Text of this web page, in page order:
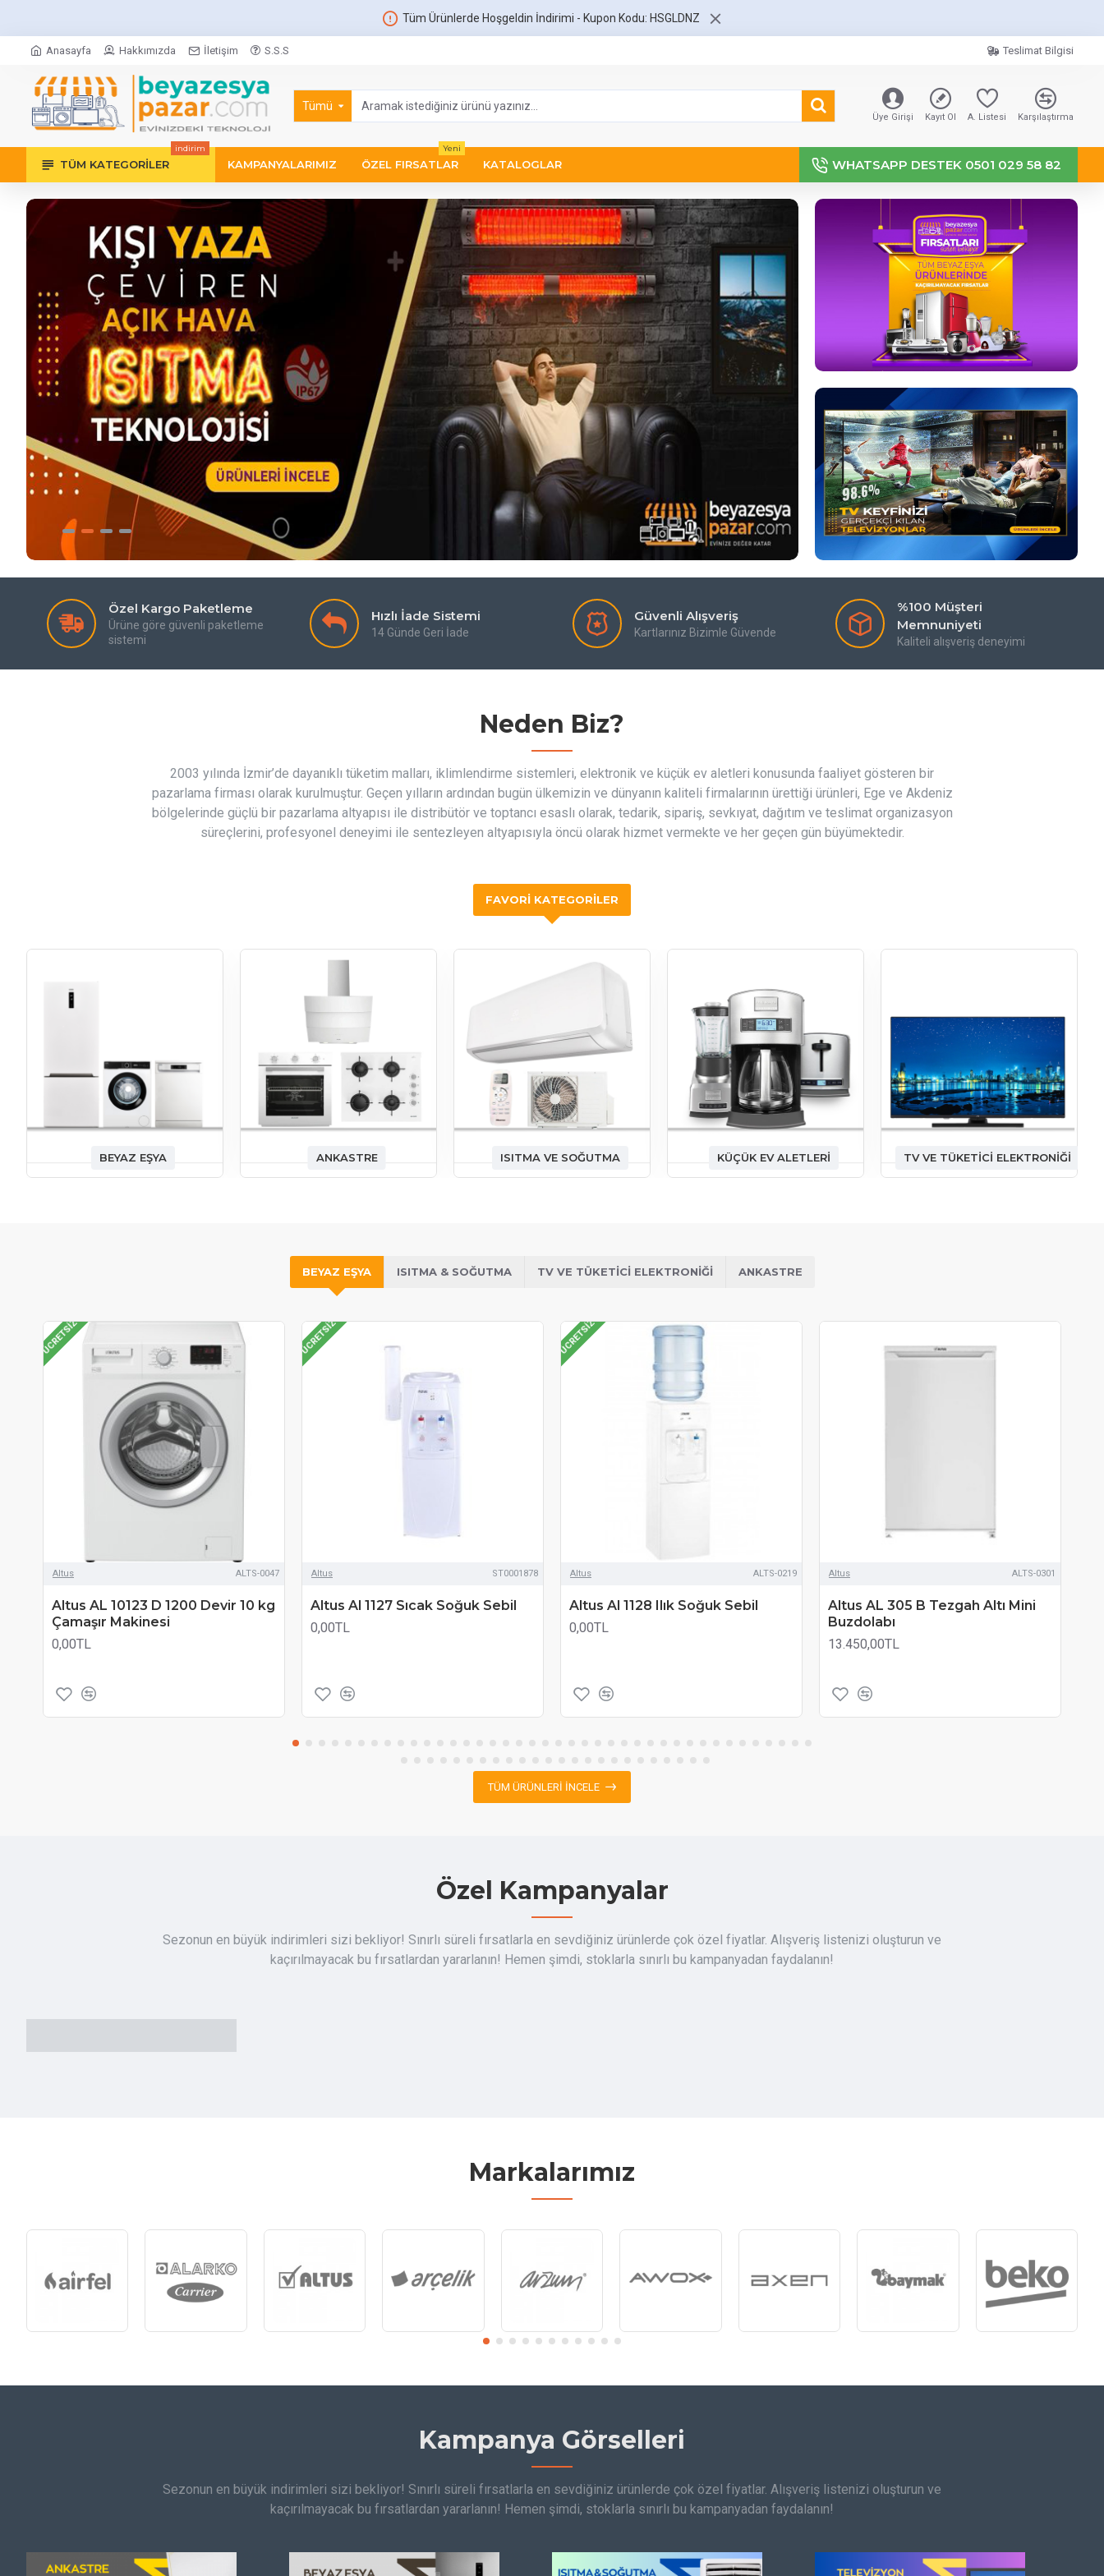
Tüm Ürünlerde Hoşgeldin İndirimi - Kupon Kodu: HSGLDNZ
Anasayfa Hakkımızda İletişim S.S.S Teslimat Bilgisi
Tümü
Üye Girişi Kayıt Ol A. Listesi Karşılaştırma
TÜM KATEGORILER
indirim
KAMPANYALARIMIZ ÖZEL FIRSATLAR
Yeni
KATALOGLAR WHATSAPP DESTEK 0501 029 58 82
Özel Kargo Paketleme
Ürüne göre güvenli paketleme
sistemi
Hızlı İade Sistemi
14 Günde Geri İade
Güvenli Alışveriş
Kartlarınız Bizimle Güvende
%100 Müşteri
Memnuniyeti
Kaliteli alışveriş deneyimi
Neden Biz?
2003 yılında İzmir’de dayanıklı tüketim malları, iklimlendirme sistemleri, elektronik ve küçük ev aletleri konusunda faaliyet gösteren bir
pazarlama firması olarak kurulmuştur. Geçen yılların ardından bugün ülkemizin ve dünyanın kaliteli firmalarının ürettiği ürünleri, Ege ve Akdeniz
bölgelerinde güçlü bir pazarlama altyapısı ile distribütör ve toptancı esaslı olarak, tedarik, sipariş, sevkıyat, dağıtım ve teslimat organizasyon
süreçlerini, profesyonel deneyimi ile sentezleyen altyapısıyla öncü olarak hizmet vermekte ve her geçen gün büyümektedir.
FAVORI KATEGORILER
BEYAZ EŞYA ANKASTRE ISITMA VE SOĞUTMA KÜÇÜK EV ALETLERI TV VE TÜKETICI ELEKTRONIĞI
BEYAZ EŞYA ISITMA & SOĞUTMA TV VE TÜKETICI ELEKTRONIĞI ANKASTRE
ÜCRETSIZ
Altus ALTS-0047
Altus AL 10123 D 1200 Devir 10 kg
Çamaşır Makinesi
0,00TL
ÜCRETSIZ
Altus ST0001878
Altus Al 1127 Sıcak Soğuk Sebil
0,00TL
ÜCRETSIZ
Altus ALTS-0219
Altus Al 1128 Ilık Soğuk Sebil
0,00TL
Altus ALTS-0301
Altus AL 305 B Tezgah Altı Mini
Buzdolabı
13.450,00TL
TÜM ÜRÜNLERI İNCELE
Özel Kampanyalar
Sezonun en büyük indirimleri sizi bekliyor! Sınırlı süreli fırsatlarla en sevdiğiniz ürünlerde çok özel fiyatlar. Alışveriş listenizi oluşturun ve
kaçırılmayacak bu fırsatlardan yararlanın! Hemen şimdi, stoklarla sınırlı bu kampanyadan faydalanın!
Markalarımız
Kampanya Görselleri
Sezonun en büyük indirimleri sizi bekliyor! Sınırlı süreli fırsatlarla en sevdiğiniz ürünlerde çok özel fiyatlar. Alışveriş listenizi oluşturun ve
kaçırılmayacak bu fırsatlardan yararlanın! Hemen şimdi, stoklarla sınırlı bu kampanyadan faydalanın!